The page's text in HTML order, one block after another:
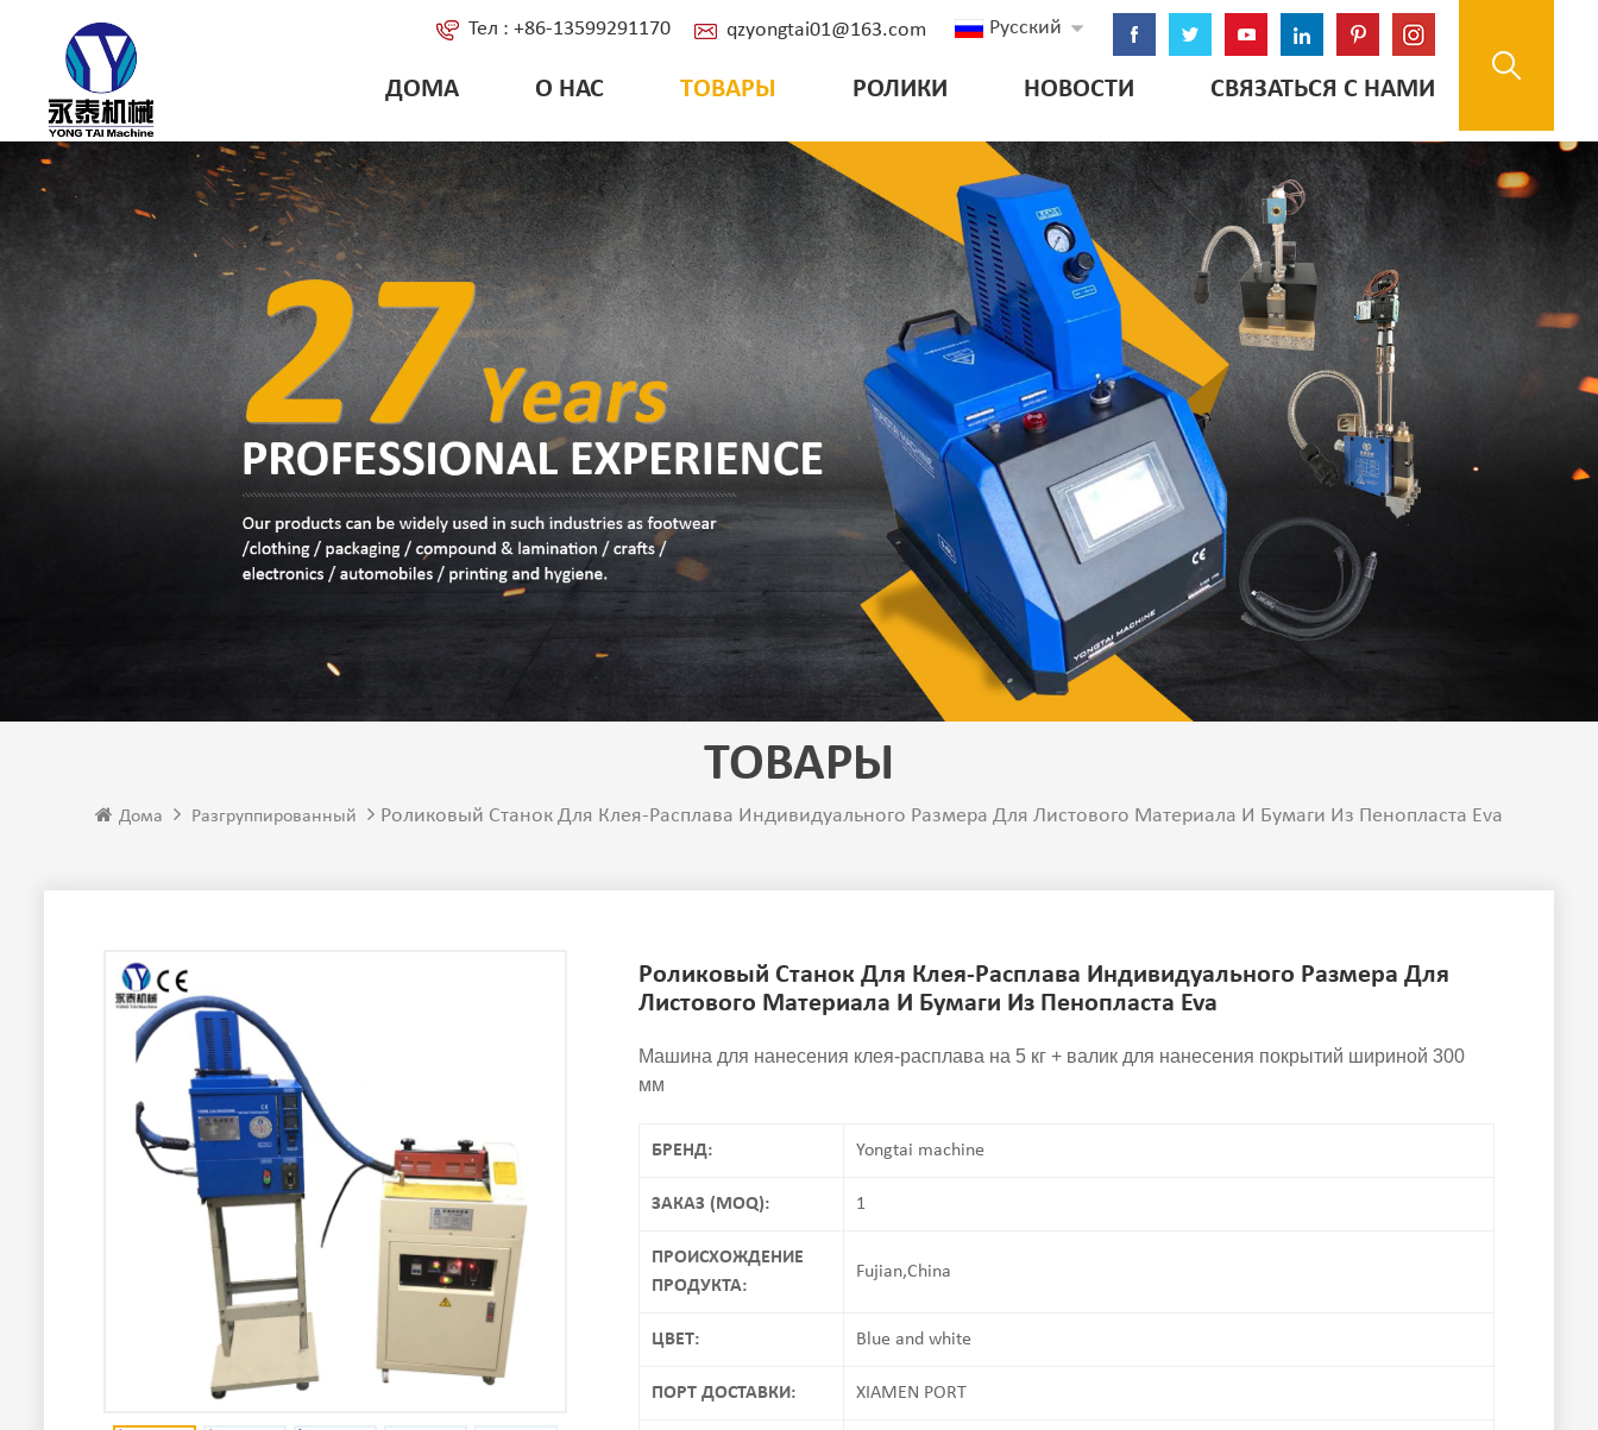
Русский
Тел : +86-13599291170 qzyongtai01@163.com
ДОМА О НАС ТОВАРЫ РОЛИКИ НОВОСТИ СВЯЗАТЬСЯ С НАМИ
ТОВАРЫ
Дома Разгруппированный Роликовый Станок Для Клея-Расплава Индивидуального Размера Для Листового Материала И Бумаги Из Пенопласта Eva
Роликовый Станок Для Клея-Расплава Индивидуального Размера Для
Листового Материала И Бумаги Из Пенопласта Eva
Машина для нанесения клея-расплава на 5 кг + валик для нанесения покрытий шириной 300
мм
БРЕНД: Yongtai machine
ЗАКАЗ (MOQ): 1
ПРОИСХОЖДЕНИЕ
ПРОДУКТА:
Fujian,China
ЦВЕТ: Blue and white
ПОРТ ДОСТАВКИ: XIAMEN PORT